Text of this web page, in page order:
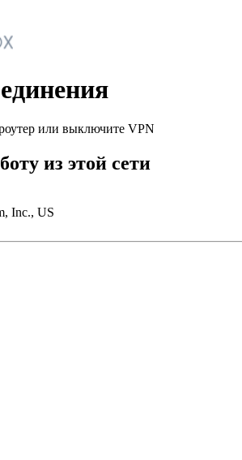
или выключите VPN
из этой сети
Inc., US